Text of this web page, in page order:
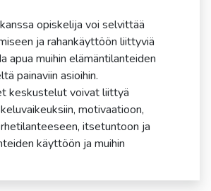
opiskelija voi selvittää
ja rahankäyttöön liittyviä
apua muihin elämäntilanteiden
painaviin asioihin.
keskustelut voivat liittyä
motivaatioon,
itsetuntoon ja
käyttöön ja muihin